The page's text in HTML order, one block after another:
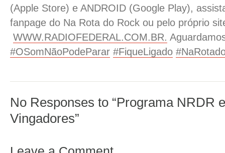
(Apple Store) e ANDROID (Google Play),
fanpage do Na Rota do Rock ou pelo próprio
WWW.RADIOFEDERAL.COM.BR.
#OSomNãoPodeParar #FiqueLigado
No Responses to “Programa NRDR
Vingadores”